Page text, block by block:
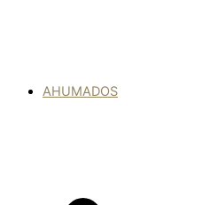
AHUMADOS